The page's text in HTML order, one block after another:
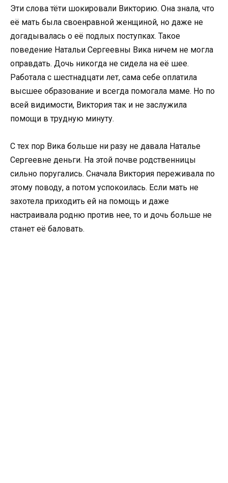
Эти слова тёти шокировали Викторию. Она знала, что
её мать была своенравной женщиной, но даже не
догадывалась о её подлых поступках. Такое
поведение Натальи Сергеевны Вика ничем не могла
оправдать. Дочь никогда не сидела на её шее.
Работала с шестнадцати лет, сама себе оплатила
высшее образование и всегда помогала маме. Но по
всей видимости, Виктория так и не заслужила
помощи в трудную минуту.
С тех пор Вика больше ни разу не давала Наталье
Сергеевне деньги. На этой почве родственницы
сильно поругались. Сначала Виктория переживала по
этому поводу, а потом успокоилась. Если мать не
захотела приходить ей на помощь и даже
настраивала родню против нее, то и дочь больше не
станет её баловать.